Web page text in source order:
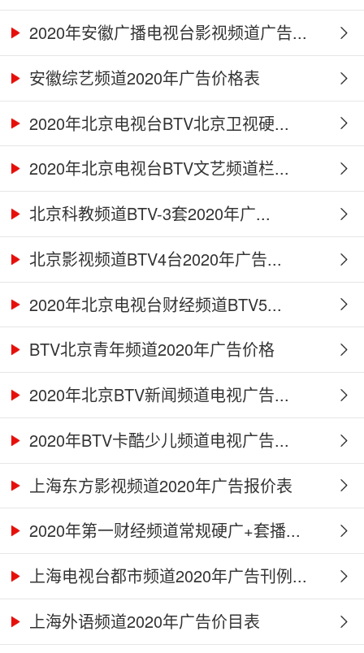
2020年安徽广播电视台影视频道广告...
安徽综艺频道2020年广告价格表
2020年北京电视台BTV北京卫视硬...
2020年北京电视台BTV文艺频道栏...
北京科教频道BTV-3套2020年广...
北京影视频道BTV4台2020年广告...
2020年北京电视台财经频道BTV5...
BTV北京青年频道2020年广告价格
2020年北京BTV新闻频道电视广告...
2020年BTV卡酷少儿频道电视广告...
上海东方影视频道2020年广告报价表
2020年第一财经频道常规硬广+套播...
上海电视台都市频道2020年广告刊例...
上海外语频道2020年广告价目表